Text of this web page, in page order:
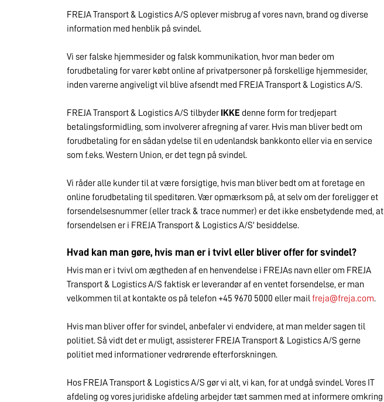
FREJA Transport & Logistics A/S oplever misbrug af vores navn, brand og diverse
information med henblik på svindel.
Vi ser falske hjemmesider og falsk kommunikation, hvor man beder om
forudbetaling for varer købt online af privatpersoner på forskellige hjemmesider,
inden varerne angiveligt vil blive afsendt med FREJA Transport & Logistics A/S.
FREJA Transport & Logistics A/S tilbyder IKKE denne form for tredjepart
betalingsformidling, som involverer afregning af varer. Hvis man bliver bedt om
forudbetaling for en sådan ydelse til en udenlandsk bankkonto eller via en service
som f.eks. Western Union, er det tegn på svindel.
Vi råder alle kunder til at være forsigtige, hvis man bliver bedt om at foretage en
online forudbetaling til speditøren. Vær opmærksom på, at selv om der foreligger et
forsendelsesnummer (eller track & trace nummer) er det ikke ensbetydende med, at
forsendelsen er i FREJA Transport & Logistics A/S' besiddelse.
Hvad kan man gøre, hvis man er i tvivl eller bliver offer for svindel?
Hvis man er i tvivl om ægtheden af en henvendelse i FREJAs navn eller om FREJA
Transport & Logistics A/S faktisk er leverandør af en ventet forsendelse, er man
velkommen til at kontakte os på telefon +45 9670 5000 eller mail freja@freja.com.
Hvis man bliver offer for svindel, anbefaler vi endvidere, at man melder sagen til
politiet. Så vidt det er muligt, assisterer FREJA Transport & Logistics A/S gerne
politiet med informationer vedrørende efterforskningen.
Hos FREJA Transport & Logistics A/S gør vi alt, vi kan, for at undgå svindel. Vores IT
afdeling og vores juridiske afdeling arbejder tæt sammen med at informere omkring